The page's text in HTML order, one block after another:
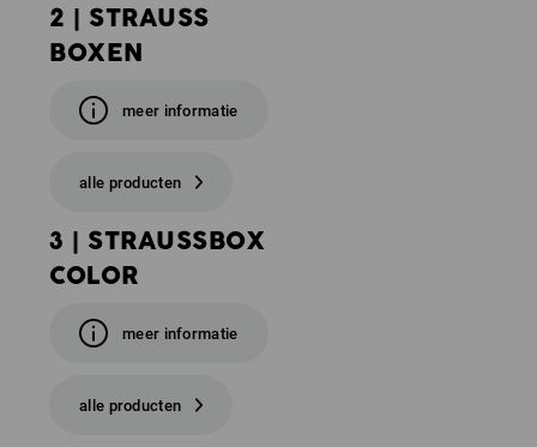
2 | STRAUSS
BOXEN
meer informatie
alle producten
3 | STRAUSSBOX
COLOR
meer informatie
alle producten